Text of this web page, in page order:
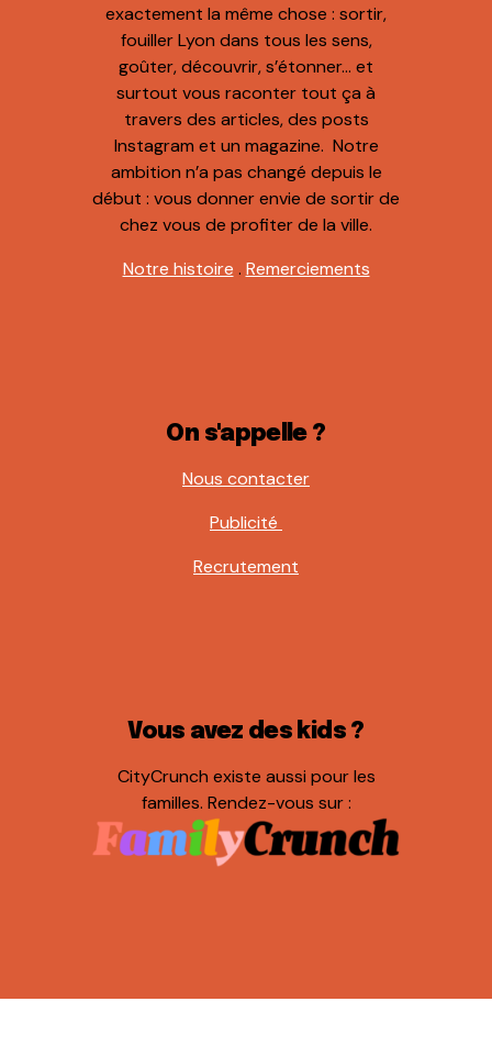
exactement la même chose : sortir,
fouiller Lyon dans tous les sens,
goûter, découvrir, s’étonner… et
surtout vous raconter tout ça à
travers des articles, des posts
Instagram et un magazine. Notre
ambition n’a pas changé depuis le
début : vous donner envie de sortir de
chez vous de profiter de la ville.
Notre histoire . Remerciements
On s'appelle ?
Nous contacter
Publicité
Recrutement
Vous avez des kids ?
CityCrunch existe aussi pour les
familles. Rendez-vous sur :